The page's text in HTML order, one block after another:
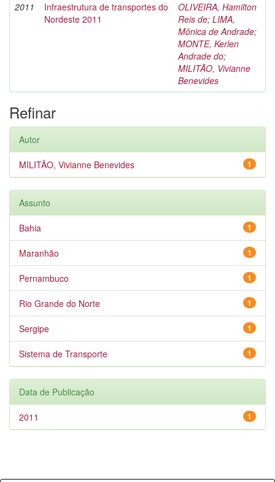
2011
Infraestrutura de transportes do
Nordeste 2011
OLIVEIRA, Hamilton
Reis de; LIMA,
Mônica de Andrade;
MONTE, Kerlen
Andrade do;
MILITÃO, Vivianne
Benevides
Refinar
Autor
1
MILITÃO, Vivianne Benevides
Assunto
1
Bahia
1
Maranhão
1
Pernambuco
1
Rio Grande do Norte
1
Sergipe
1
Sistema de Transporte
Data de Publicação
1
2011